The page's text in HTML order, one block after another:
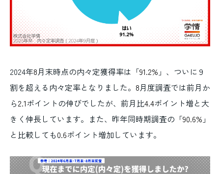
2024年8月末時点の内々定獲得率は「91.2% 」、ついに９
割を超える内々定率となりました。 8月度調査では前月か
ら2.1ポイントの伸びでしたが、前月比4.4ポイント増と大
きく伸長しています。また、昨年同時期調査の「90.6% 」
と比較しても0.6ポイント増加しています。